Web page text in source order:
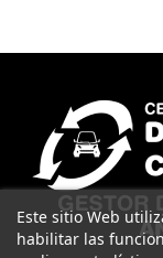
Este sitio Web
habilitar las